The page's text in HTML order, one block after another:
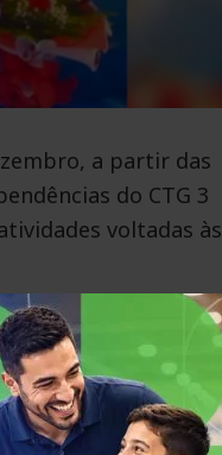
a partir das
do CTG 3
voltadas às
é resultado de um
Segundo ele, a
destaque para o
dos